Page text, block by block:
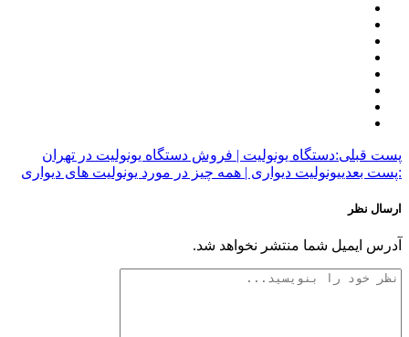
پست قبلی:دستگاه یونولیت | فروش دستگاه یونولیت در تهران
:پست بعدییونولیت دیواری | همه چیز در مورد یونولیت های دیواری
ارسال نظر
آدرس ایمیل شما منتشر نخواهد شد.